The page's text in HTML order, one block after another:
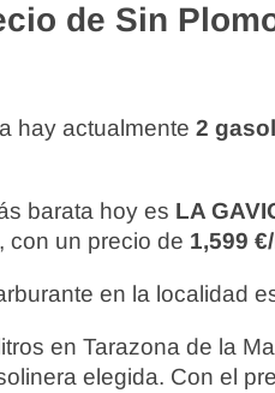
de Sin
hay actualmente 2
barata hoy es LA
con un precio de 1,599
en la localidad
en Tarazona de la
elegida. Con el